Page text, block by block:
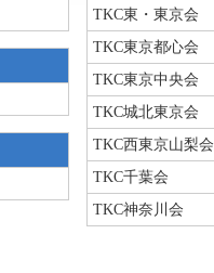
TKC東・東京会
TKC東京都心会
TKC東京中央会
TKC城北東京会
TKC西東京山梨会
TKC千葉会
TKC神奈川会